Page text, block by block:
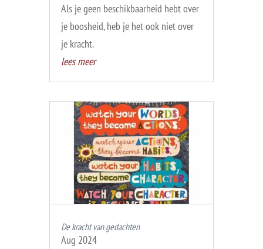
Als je geen beschikbaarheid hebt over
je boosheid, heb je het ook niet over
je kracht.
lees meer
De kracht van gedachten
Aug 2024